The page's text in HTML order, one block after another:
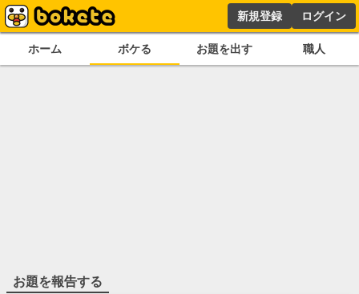
新規登録 ログイン
ホーム ボケる お題を出す 職人
お題を報告する